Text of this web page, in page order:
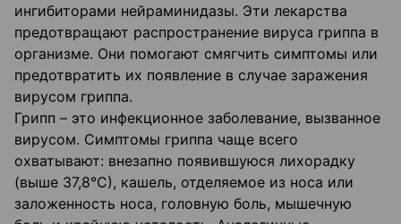
ингибиторами нейраминидазы. Эти лекарства
предотвращают распространение вируса гриппа в
организме. Они помогают смягчить симптомы или
предотвратить их появление в случае заражения
вирусом гриппа.
Грипп – это инфекционное заболевание, вызванное
вирусом. Симптомы гриппа чаще всего
охватывают: внезапно появившуюся лихорадку
(выше 37,8°С), кашель, отделяемое из носа или
заложенность носа, головную боль, мышечную